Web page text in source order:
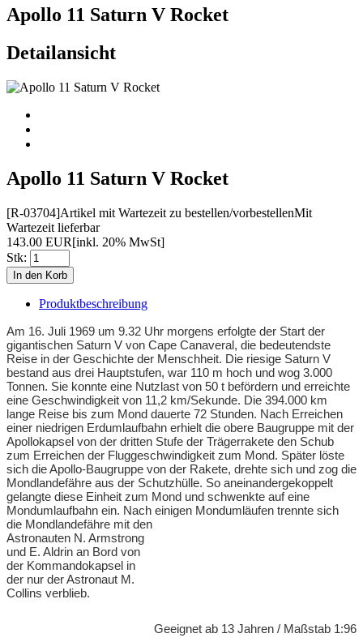
Apollo 11 Saturn V Rocket
Detailansicht
Apollo 11 Saturn V Rocket
[R-03704]Artikel mit Wartezeit zu bestellen/vorbestellenMit
Wartezeit lieferbar
143.00 EUR[inkl. 20% MwSt]
Stk:
Produktbeschreibung
Am 16. Juli 1969 um 9.32 Uhr morgens erfolgte der Start der
gigantischen Saturn V von Cape Canaveral, die bedeutendste
Reise in der Geschichte der Menschheit. Die riesige Saturn V
bestand aus drei Hauptstufen, war 110 m hoch und wog 3.000
Tonnen. Sie konnte eine Nutzlast von 50 t befördern und erreichte
eine Geschwindigkeit von 11,2 km/Sekunde. Die 394.000 km
lange Reise bis zum Mond dauerte 72 Stunden. Nach Erreichen
einer niedrigen Erdumlaufbahn erhielt die obere Baugruppe mit der
Apollokapsel von der dritten Stufe der Trägerrakete den Schub
zum Erreichen der Fluggeschwindigkeit zum Mond. Später löste
sich die Apollo-Baugruppe von der Rakete, drehte sich und zog die
Mondlandefähre aus der Schutzhülle. So aneinandergekoppelt
gelangte diese Einheit zum Mond und schwenkte auf eine
Mondumlaufbahn ein. Nach einigen Mondumläufen trennte sich
die Mondlandefähre mit den
Astronauten N. Armstrong
und E. Aldrin an Bord von
der Kommandokapsel in
der nur der Astronaut M.
Collins verblieb.
Geeignet ab 13 Jahren / Maßstab 1:96